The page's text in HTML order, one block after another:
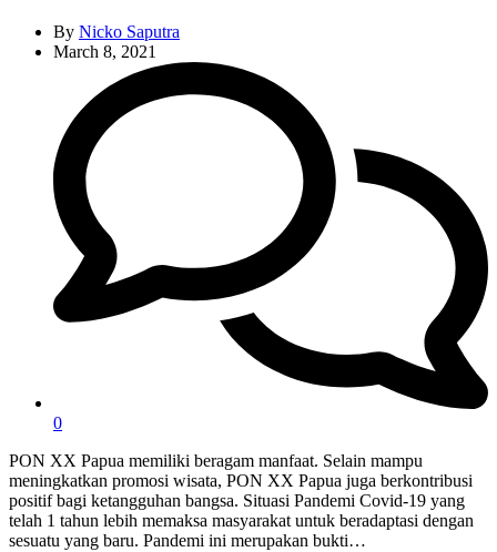
By Nicko Saputra
March 8, 2021
0
PON XX Papua memiliki beragam manfaat. Selain mampu
meningkatkan promosi wisata, PON XX Papua juga berkontribusi
positif bagi ketangguhan bangsa. Situasi Pandemi Covid-19 yang
telah 1 tahun lebih memaksa masyarakat untuk beradaptasi dengan
sesuatu yang baru. Pandemi ini merupakan bukti…